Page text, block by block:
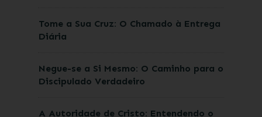
Tome a Sua Cruz: O Chamado à Entrega
Diária
Negue-se a Si Mesmo: O Caminho para o
Discipulado Verdadeiro
A Autoridade de Cristo: Entendendo o